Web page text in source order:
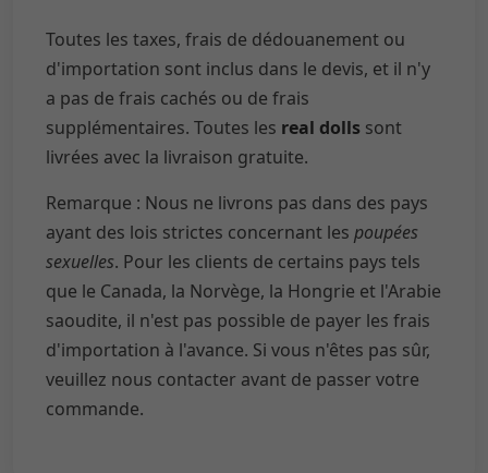
Toutes les taxes, frais de dédouanement ou
d'importation sont inclus dans le devis, et il n'y
a pas de frais cachés ou de frais
supplémentaires. Toutes les real dolls sont
livrées avec la livraison gratuite.
Remarque : Nous ne livrons pas dans des pays
ayant des lois strictes concernant les poupées
sexuelles. Pour les clients de certains pays tels
que le Canada, la Norvège, la Hongrie et l'Arabie
saoudite, il n'est pas possible de payer les frais
d'importation à l'avance. Si vous n'êtes pas sûr,
veuillez nous contacter avant de passer votre
commande.